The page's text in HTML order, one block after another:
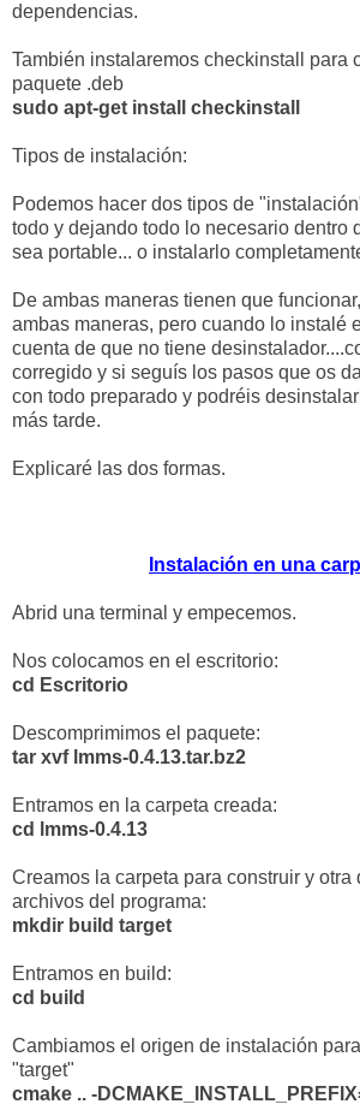
dependencias.
También instalaremos checkinstall para
paquete .deb
sudo apt-get install checkinstall
Tipos de instalación:
Podemos hacer dos tipos de
todo y dejando todo lo necesario dentro
sea portable... o instalarlo
De ambas maneras tienen que
ambas maneras, pero cuando lo instalé
cuenta de que no tiene
corregido y si seguís los pasos que os
con todo preparado y podréis
más tarde.
Explicaré las dos formas.
Instalación en una
Abrid una terminal y empecemos.
Nos colocamos en el escritorio:
cd Escritorio
Descomprimimos el paquete:
tar xvf lmms-0.4.13.tar.bz2
Entramos en la carpeta creada:
cd lmms-0.4.13
Creamos la carpeta para construir y otra
archivos del programa:
mkdir build target
Entramos en build:
cd build
Cambiamos el origen de instalación
"target"
cmake .. -